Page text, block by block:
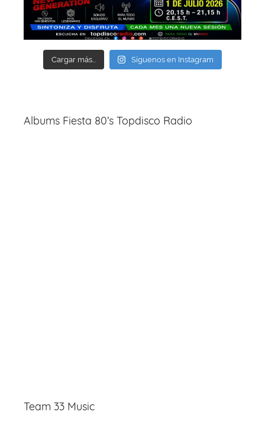
Cargar más... Síguenos en Instagram
Albums Fiesta 80’s Topdisco Radio
Team 33 Music